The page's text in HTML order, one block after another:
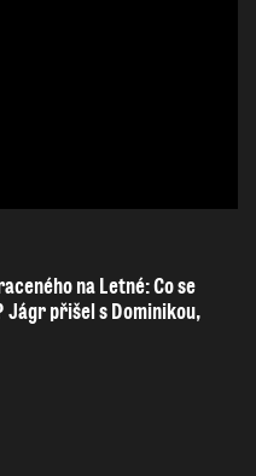
na Letné: Co se
Jágr přišel s Dominikou,